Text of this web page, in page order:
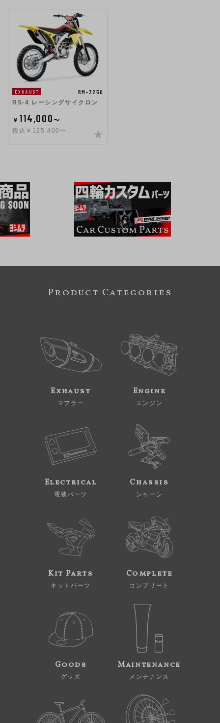
EXHAUST
RM-Z250
RS-4 レーシングサイクロン
￥ 114,000〜
税込￥125,400〜
Product Categories
Exhaust
マフラー
Engine
エンジン
Electrical
電装パーツ
Chassis
シャーシ
Kit Parts
キットパーツ
Complete
コンプリート
Goods
グッズ
Maintenance
メンテナンス